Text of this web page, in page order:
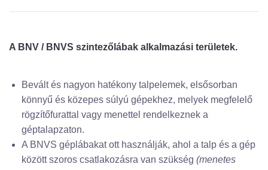
A BNV / BNVS szintezőlábak alkalmazási területek.
Bevált és nagyon hatékony talpelemek, elsősorban
könnyű és közepes súlyú gépekhez, melyek megfelelő
rögzítőfurattal vagy menettel rendelkeznek a
géptalapzaton.
A BNVS géplábakat ott használják, ahol a talp és a gép
között szoros csatlakozásra van szükség (menetes